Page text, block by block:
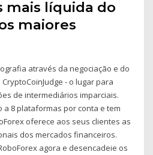
mais líquida do
maiores
através da negociação e do
- o lugar para
de intermediários imparciais.
a 8 plataformas por conta e tem
oferece aos seus clientes as
dos mercados financeiros.
agora e desencadeie os